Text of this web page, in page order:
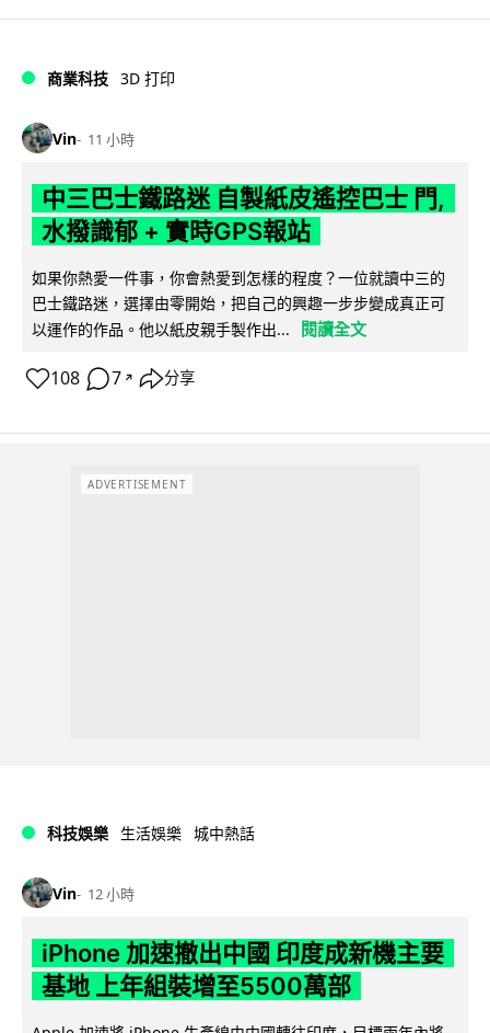
商業科技 3D 打印
Vin 11 小時
中三巴士鐵路迷 自製紙皮遙控巴士 門,
水撥識郁 + 實時GPS報站
如果你熱愛一件事，你會熱愛到怎樣的程度？一位就讀中三的
巴士鐵路迷，選擇由零開始，把自己的興趣一步步變成真正可
以運作的作品。他以紙皮親手製作出...
閱讀全文
108 7 ↗ 分享
ADVERTISEMENT
科技娛樂 生活娛樂 城中熱話
Vin 12 小時
iPhone 加速撤出中國 印度成新機主要
基地 上年組裝增至5500萬部